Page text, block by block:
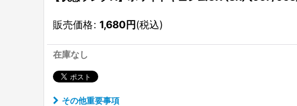
販売価格: 1,680円(税込)
在庫なし
その他重要事項